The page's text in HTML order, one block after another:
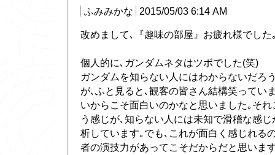
ふみみかな
2015/05/03 6:14 AM
改めまして､『趣味の部屋』お疲れ様でした
個人的に､ガンダムネタはツボでした(笑)
ガンダムを知らない人にはわからないだろ
が､ふと見ると､観客の皆さん結構笑ってい
いからこそ面白いのかなと思いました｡そ
う感じが､知らない人には未知で滑稽な感
析しています｡でも､これが面白く感じれる
者の演技力があってこそだからだと思いま